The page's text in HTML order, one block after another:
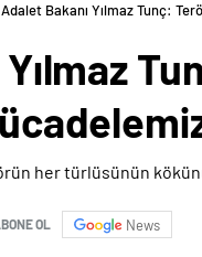
Adalet Bakanı Yılmaz Tunç:
Yılmaz
OL News